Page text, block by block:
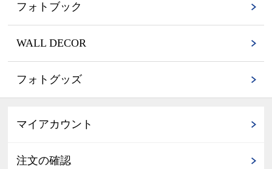
フォトブック
WALL DECOR
フォトグッズ
マイアカウント
注文の確認